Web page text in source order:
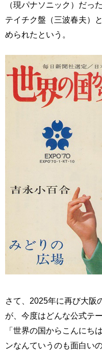
（現パナソニック）だっ
テイチク盤（三波春夫）
められたという。
さて、2025年に再び大阪
が、今度はどんな公式テ
「世界の国からこんにち
ンなんていうのも面白い